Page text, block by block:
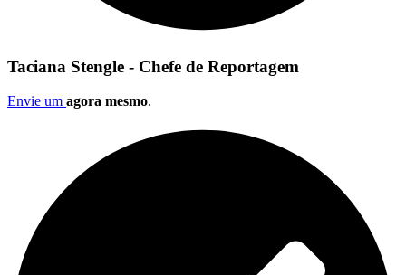
Taciana Stengle - Chefe de Reportagem
Envie um agora mesmo.